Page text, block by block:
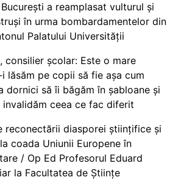
a reamplasat vulturul și
în urma bombardamentelor din
Palatului Universității
consilier școlar: Este o mare
lăsăm pe copii să fie așa cum
dornici să îi băgăm în șabloane și
ceea ce fac diferit
reconectării diasporei științifice și
coada Uniunii Europene în
/ Op Ed Profesorul Eduard
la Facultatea de Științe